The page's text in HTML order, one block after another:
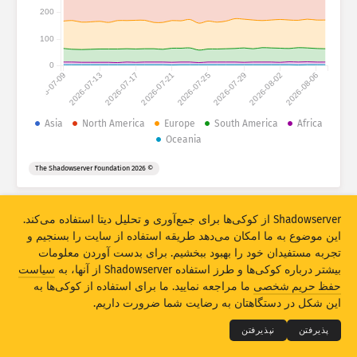
مجموعه دیتا
همپوشانی
به‌روزکردن بازنشانی
دانلود بصورت PNG
2026-07-092026-07-132026-07-17 2026-07-212026-07-252026-07-292026-08-022026-08-06
0
100
200
Asia North America Europe South America
Africa
Oceania
© 2026 The Shadowserver Foundation
© 2026
THE SHADOWSERVER FOUNDATION
حریم شخصی و ضوابط
تماس با ما امتیازات
Shadowserver از کوکی‌ها برای جمع‌آوری و تحلیل دیتا استفاده می‌کند.
این موضوع به ما امکان می‌دهد طریقه استفاده از سایت را بسنجیم و
تجربه مستفیدان خود را بهبود ببخشیم. برای بدست آوردن معلومات
بیشتر درباره کوکی‌ها و طرز استفاده Shadowserver از آنها، به
سیاست
حفظ حریم شخصی ما مراجعه نمایید. ما برای استفاده از کوکی‌ها به
این شکل در دستگاهتان به رضایت شما ضرورت داریم.
پذیرفتن نپذیرفتن